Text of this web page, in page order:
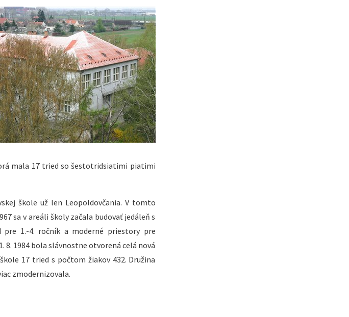
mala 17 tried so šestotridsiatimi piatimi
škole už len Leopoldovčania. V tomto
sa v areáli školy začala budovať jedáleň s
pre 1.-4. ročník a moderné priestory pre
8. 1984 bola slávnostne otvorená celá nová
17 tried s počtom žiakov 432. Družina
zmodernizovala.